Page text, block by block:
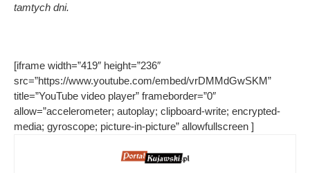
tamtych dni.
[iframe width=”419″ height=”236″
src=”https://www.youtube.com/embed/vrDMMdGwSKM”
title=”YouTube video player” frameborder=”0″
allow=”accelerometer; autoplay; clipboard-write; encrypted-
media; gyroscope; picture-in-picture” allowfullscreen ]